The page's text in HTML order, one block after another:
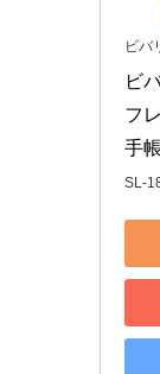
ビバ
ビ
フ
手
SL-